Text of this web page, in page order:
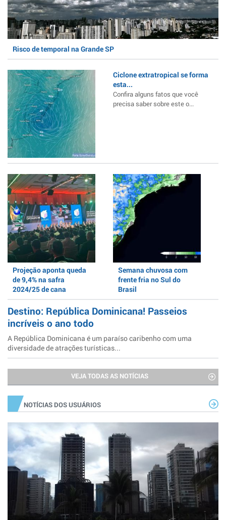
Risco de temporal na Grande SP
Ciclone extratropical se forma
esta...
Confira alguns fatos que você
precisa saber sobre este o...
Projeção aponta queda
de 9,4% na safra
2024/25 de cana
Semana chuvosa com
frente fria no Sul do
Brasil
Destino: República Dominicana! Passeios
incríveis o ano todo
A República Dominicana é um paraíso caribenho com uma
diversidade de atrações turísticas...
VEJA TODAS AS NOTÍCIAS
NOTÍCIAS DOS USUÁRIOS